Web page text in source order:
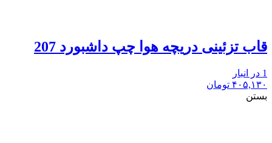
قاب تزئینی دریچه هوا چپ داشبورد 207
1 در انبار
۴۰۵,۱۳۰ تومان
بستن